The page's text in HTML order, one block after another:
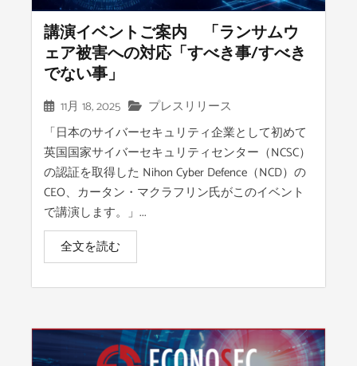
講演イベントご案内 「ランサムウ
ェア被害への対応「すべき事/すべき
でない事」
11月 18, 2025
プレスリリース
「日本のサイバーセキュリティ企業として初めて
英国国家サイバーセキュリティセンター（NCSC）
の認証を取得した Nihon Cyber Defence（NCD）の
CEO、カータン・マクラフリン氏がこのイベント
で講演します。」...
全文を読む